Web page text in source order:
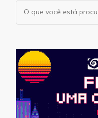
Procurando
algo?